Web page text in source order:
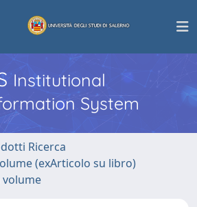
Institutional
System
Ricerca
(exArticolo su libro)